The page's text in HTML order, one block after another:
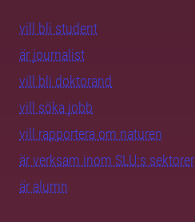
vill bli student
är journalist
vill bli doktorand
vill söka jobb
vill rapportera om naturen
är verksam inom SLU:s sektorer
är alumn